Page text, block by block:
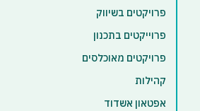
פרויקטים בשיווק
פרוייקטים בתכנון
פרויקטים מאוכלסים
קהילות
אפטאון אשדוד